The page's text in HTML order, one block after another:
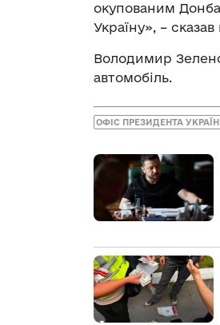
окупованим
Україну», –
Володимир
автомобіль.
ОФІС ПРЕЗИДЕНТА